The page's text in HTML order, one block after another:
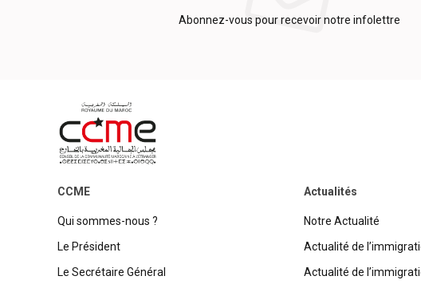
Abonnez-vous pour recevoir notre infolettre
CCME
Qui sommes-nous ?
Le Président
Le Secrétaire Général
Actualités
Notre Actualité
Actualité de
Actualité de